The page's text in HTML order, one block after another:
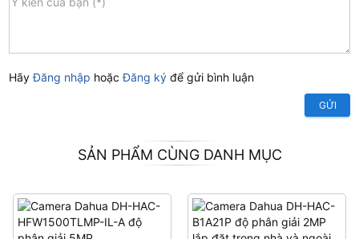
HãyĐăng nhập hoặcĐăng ký để gửi bình luận
GỬI
SẢN PHẨM CÙNG DANH MỤC